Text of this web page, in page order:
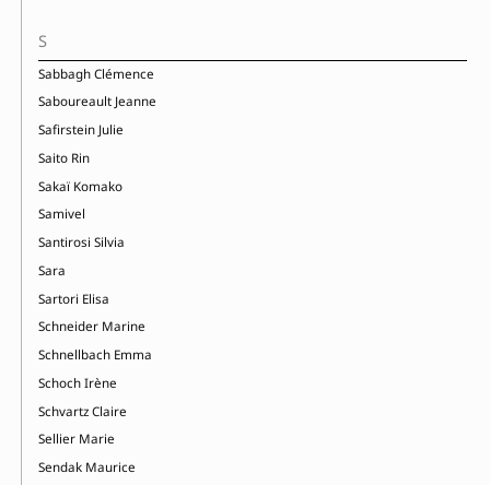
S
Sabbagh Clémence
Saboureault Jeanne
Safirstein Julie
Saito Rin
Sakaï Komako
Samivel
Santirosi Silvia
Sara
Sartori Elisa
Schneider Marine
Schnellbach Emma
Schoch Irène
Schvartz Claire
Sellier Marie
Sendak Maurice